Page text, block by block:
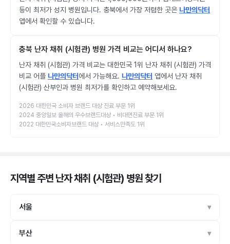
등이 최저가 성지 병원입니다. 충북에서 가장 저렴한 곳은 나만의닥터
앱에서 확인할 수 있습니다.
충북 난자 채취 (시험관) 병원 가격 비교는 어디서 하나요?
난자 채취 (시험관) 가격 비교는 대한민국 1위 난자 채취 (시험관) 가격
비교 어플 나만의닥터에서 가능해요. 나만의닥터 앱에서 난자 채취
(시험관) 산부인과 병원 최저가를 확인하고 예약해보세요.
2026 대한민국 소비자 브랜드 대상 진료 부문 1위
2024 중앙일보 올해의 우수브랜드대상 • 비대면진료 부문 1위
2022 대한민국소비자브랜드 대상 • 서비스만족도 1위
지역별 주변 난자 채취 (시험관) 병원찾기
서울
부산